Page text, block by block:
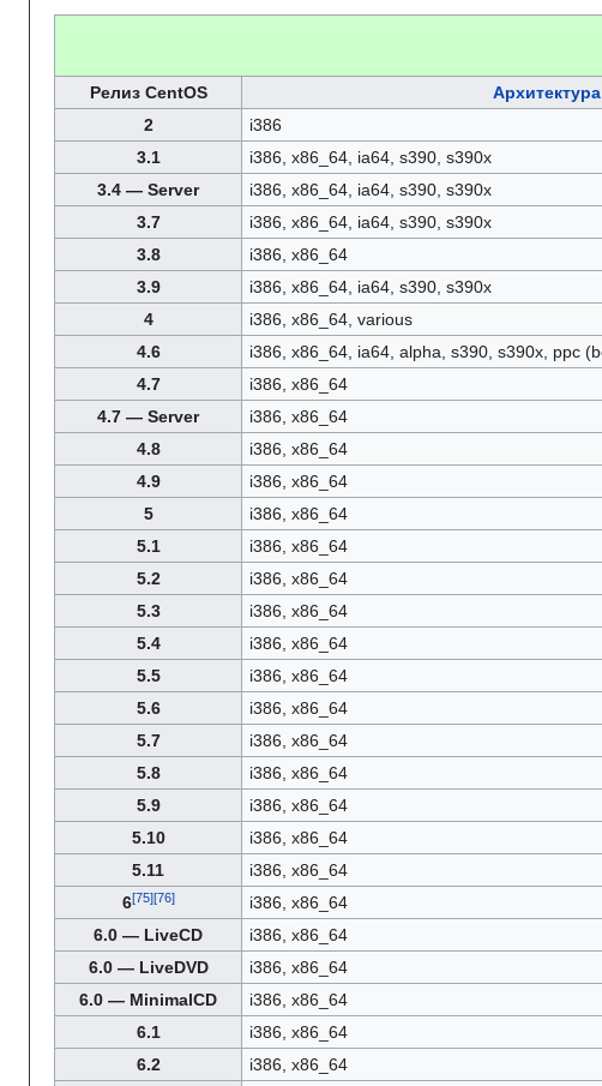
Релиз CentOS Архитектура
2
i386
3.1
i386, x86_64, ia64, s390, s390x
3.4 — Server
i386, x86_64, ia64, s390, s390x
3.7
i386, x86_64, ia64, s390, s390x
3.8
i386, x86_64
3.9
i386, x86_64, ia64, s390, s390x
4
i386, x86_64, various
4.6
i386, x86_64, ia64, alpha, s390, s390x, ppc
4.7
i386, x86_64
4.7 — Server
i386, x86_64
4.8
i386, x86_64
4.9
i386, x86_64
5
i386, x86_64
5.1
i386, x86_64
5.2
i386, x86_64
5.3
i386, x86_64
5.4
i386, x86_64
5.5
i386, x86_64
5.6
i386, x86_64
5.7
i386, x86_64
5.8
i386, x86_64
5.9
i386, x86_64
5.10
i386, x86_64
5.11
i386, x86_64
6
i386, x86_64
6.0 — LiveCD
i386, x86_64
6.0 — LiveDVD
i386, x86_64
6.0 — MinimalCD
i386, x86_64
6.1
i386, x86_64
6.2
i386, x86_64